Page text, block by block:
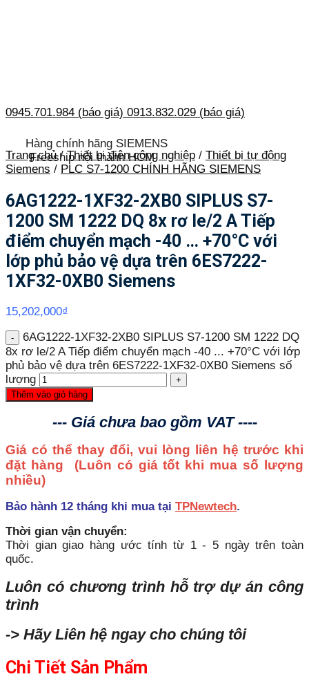
0945.701.984 (báo giá) 0913.832.029 (báo giá)
Hàng chính hãng SIEMENS
Freeship nội thành HCM
Trang chủ / Thiết bị điện công nghiệp / Thiết bị tự động
Siemens / PLC S7-1200 CHÍNH HÃNG SIEMENS
6AG1222-1XF32-2XB0 SIPLUS S7-
1200 SM 1222 DQ 8x rơ le/2 A Tiếp
điểm chuyển mạch -40 … +70°C với
lớp phủ bảo vệ dựa trên 6ES7222-
1XF32-0XB0 Siemens
15,202,000₫
6AG1222-1XF32-2XB0 SIPLUS S7-1200 SM 1222 DQ
8x rơ le/2 A Tiếp điểm chuyển mạch -40 ... +70°C với lớp
phủ bảo vệ dựa trên 6ES7222-1XF32-0XB0 Siemens số
lượng
Thêm vào giỏ hàng
--- Giá chưa bao gồm VAT ----
Giá có thể thay đổi, vui lòng liên hệ trước khi
đặt hàng (Luôn có giá tốt khi mua số lượng
nhiều)
Bảo hành 12 tháng khi mua tại TPNewtech.
Thời gian vận chuyển:
Thời gian giao hàng ước tính từ 1 - 5 ngày trên toàn
quốc.
Luôn có chương trình hỗ trợ dự án công
trình
-> Hãy Liên hệ ngay cho chúng tôi
Chi Tiết Sản Phẩm